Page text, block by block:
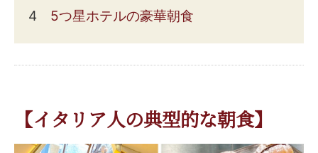
4 5つ星ホテルの豪華朝食
【イタリア人の典型的な朝食】